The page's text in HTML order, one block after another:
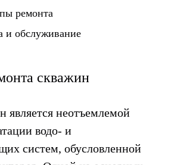
ремонта
и обслуживание
скважин
является неотъемлемой
водо- и
систем, обусловленной